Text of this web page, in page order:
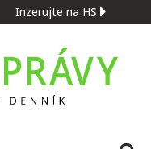
Inzerujte na HS